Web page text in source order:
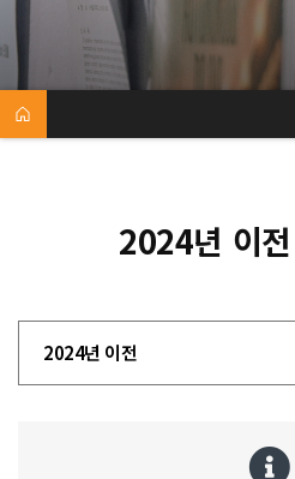
2024년 이
2024년 이전